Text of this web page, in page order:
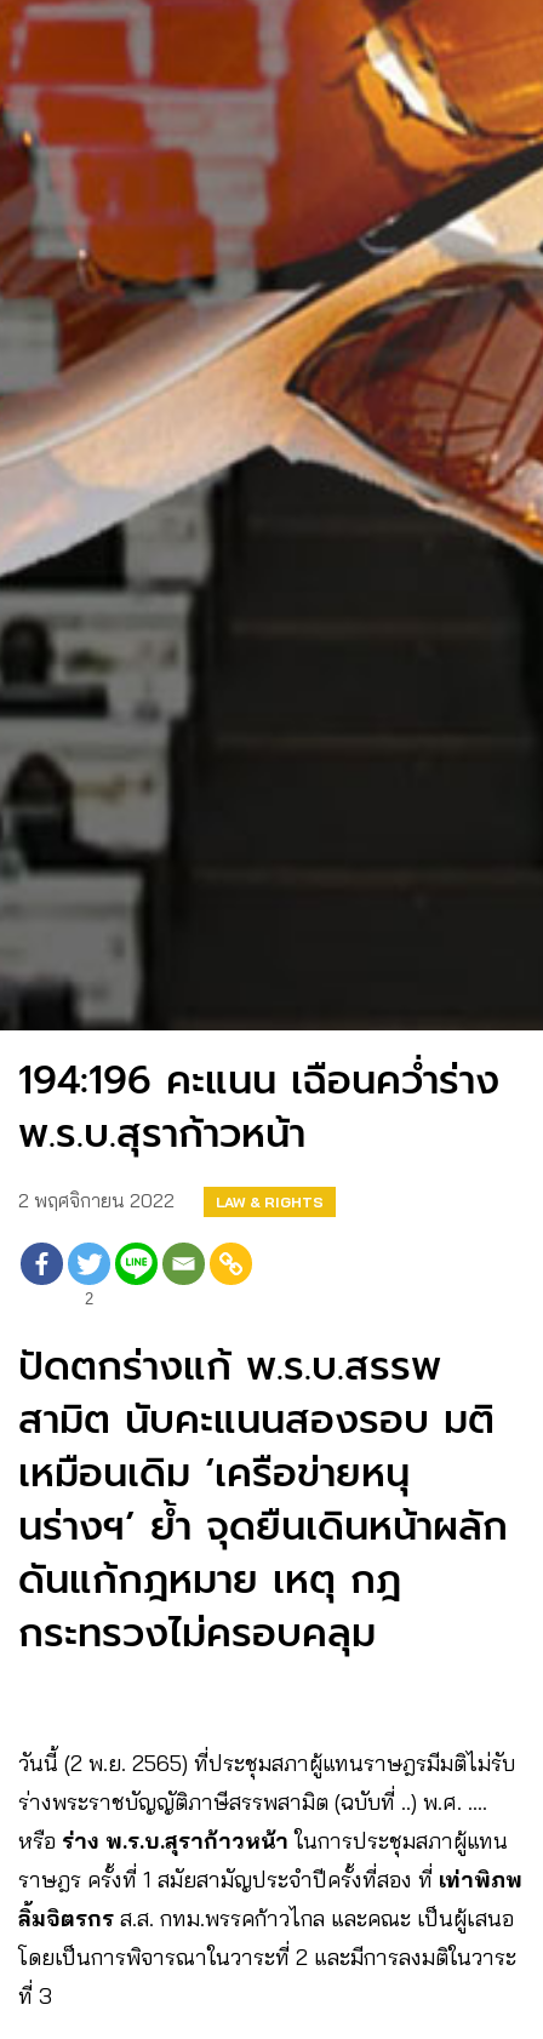
194:196 คะแนน เฉือนคว่ำร่าง
พ.ร.บ.สุราก้าวหน้า
2 พฤศจิกายน 2022 LAW & RIGHTS
2
ปัดตกร่างแก้ พ.ร.บ.สรรพ
สามิต นับคะแนนสองรอบ มติ
เหมือนเดิม ‘เครือข่ายหนุ
นร่างฯ’ ย้ำ จุดยืนเดินหน้าผลัก
ดันแก้กฎหมาย เหตุ กฎ
กระทรวงไม่ครอบคลุม
วันนี้ (2 พ.ย. 2565) ที่ประชุมสภาผู้แทนราษฎรมีมติไม่รับ
ร่างพระราชบัญญัติภาษีสรรพสามิต (ฉบับที่ ..) พ.ศ. ….
หรือ ร่าง พ.ร.บ.สุราก้าวหน้า ในการประชุมสภาผู้แทน
ราษฎร ครั้งที่ 1 สมัยสามัญประจำปีครั้งที่สอง ที่ เท่าพิภพ
ลิ้มจิตรกร ส.ส. กทม.พรรคก้าวไกล และคณะ เป็นผู้เสนอ
โดยเป็นการพิจารณาในวาระที่ 2 และมีการลงมติในวาระ
ที่ 3